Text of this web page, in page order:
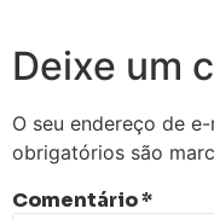
Deixe um
O seu endereço de
obrigatórios são
Comentário*